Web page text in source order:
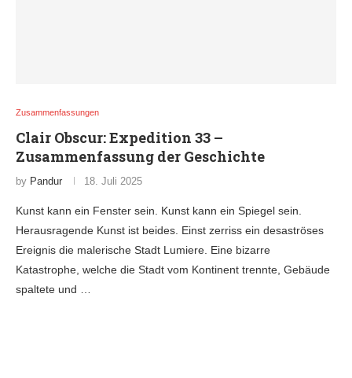
Zusammenfassungen
Clair Obscur: Expedition 33 –
Zusammenfassung der Geschichte
by Pandur 18. Juli 2025
Kunst kann ein Fenster sein. Kunst kann ein Spiegel sein.
Herausragende Kunst ist beides. Einst zerriss ein desaströses
Ereignis die malerische Stadt Lumiere. Eine bizarre
Katastrophe, welche die Stadt vom Kontinent trennte, Gebäude
spaltete und …